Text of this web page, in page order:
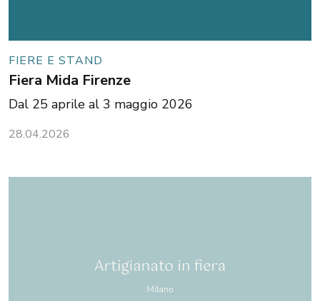
FIERE E STAND
Fiera Mida Firenze
Dal 25 aprile al 3 maggio 2026
28.04.2026